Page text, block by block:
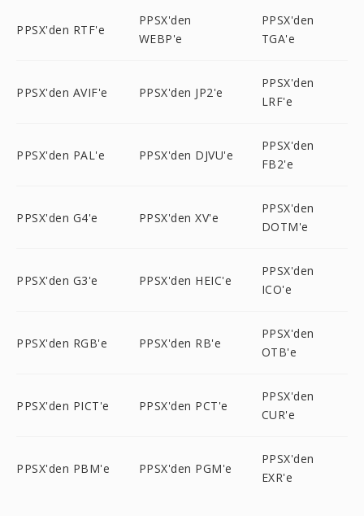
PPSX'den RTF'e
PPSX'den
WEBP'e
PPSX'den
TGA'e
PPSX'den AVIF'e PPSX'den JP2'e
PPSX'den
LRF'e
PPSX'den PAL'e PPSX'den DJVU'e
PPSX'den
FB2'e
PPSX'den G4'e PPSX'den XV'e
PPSX'den
DOTM'e
PPSX'den G3'e PPSX'den HEIC'e
PPSX'den
ICO'e
PPSX'den RGB'e PPSX'den RB'e
PPSX'den
OTB'e
PPSX'den PICT'e PPSX'den PCT'e
PPSX'den
CUR'e
PPSX'den PBM'e PPSX'den PGM'e
PPSX'den
EXR'e